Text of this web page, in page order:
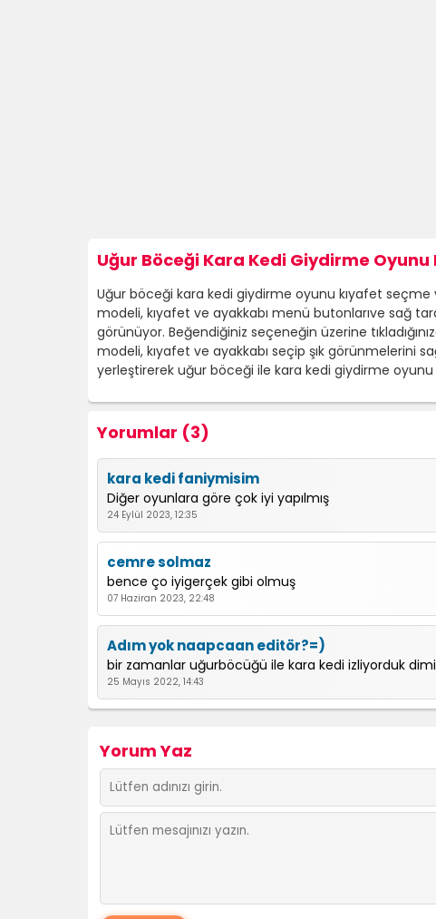
Uğur Böceği Kara Kedi Giydirme Oyunu
Uğur böceği kara kedi giydirme oyunu kıyafet
modeli, kıyafet ve ayakkabı menü butonlarıve sağ
görünüyor. Beğendiğiniz seçeneğin üzerine
modeli, kıyafet ve ayakkabı seçip şık görünmelerini
yerleştirerek uğur böceği ile kara kedi giydirme
Yorumlar (3)
kara kedi faniymisim
Diğer oyunlara göre çok iyi yapılmış
24 Eylül 2023, 12:35
cemre solmaz
bence ço iyigerçek gibi olmuş
07 Haziran 2023, 22:48
Adım yok naapcaan editör?=)
bir zamanlar uğurböcüğü ile kara kedi izliyorduk
25 Mayıs 2022, 14:43
Yorum Yaz